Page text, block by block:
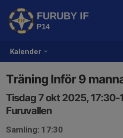
Kalender
FURUBY IF
P14
Träning Inför 9
Tisdag 7 okt 2025, 17:30-
Furuvallen
Samling: 17:30